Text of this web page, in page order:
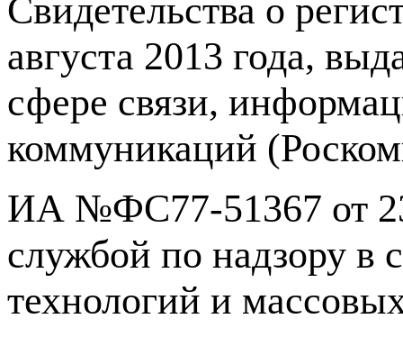
Свидетельства о
августа 2013 года,
сфере связи,
коммуникаций
ИА №ФС77-51367 от 23
службой по надзору в
технологий и